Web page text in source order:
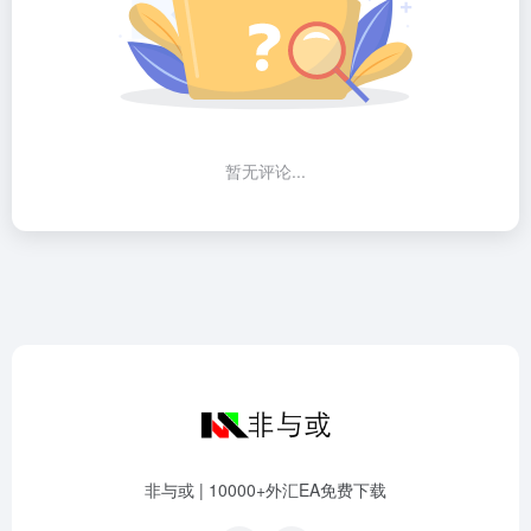
暂无评论...
非与或 | 10000+外汇EA免费下载